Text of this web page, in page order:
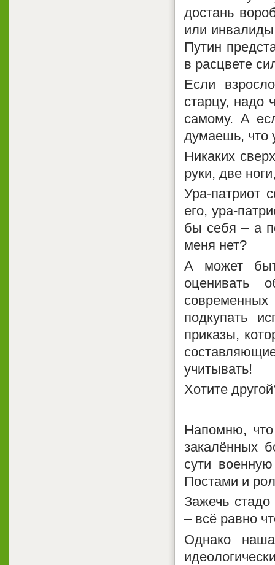
достань
или
Путин
в расцвете
Если
старцу, надо
самому. А
думаешь, что
Никаких
руки, две
Ура-патриот
его, ура-
бы себя – а
меня нет?
А может
оценивать
подкупать
приказы,
учитывать!
Хотите
Напомню,
закалённых
сути
Постами и
Зажечь стадо
– всё равно
Однако